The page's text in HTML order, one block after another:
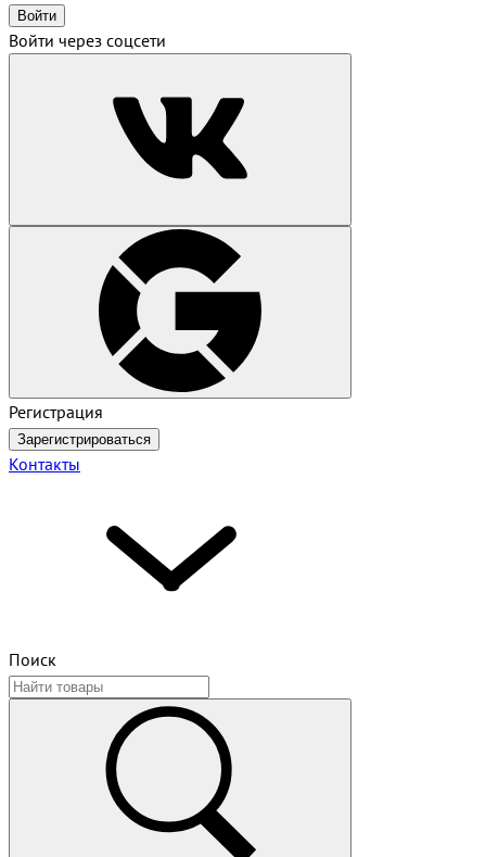
Войти
Войти через соцсети
Регистрация
Зарегистрироваться
Контакты
Поиск